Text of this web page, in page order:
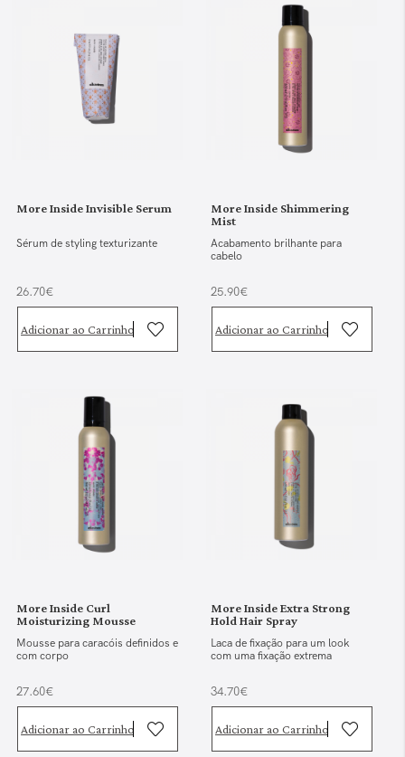
More Inside Invisible Serum
Sérum de styling texturizante
26.70€
Adicionar ao Carrinho
More Inside Shimmering
Mist
Acabamento brilhante para
cabelo
25.90€
Adicionar ao Carrinho
More Inside Curl
Moisturizing Mousse
Mousse para caracóis definidos e
com corpo
27.60€
Adicionar ao Carrinho
More Inside Extra Strong
Hold Hair Spray
Laca de fixação para um look
com uma fixação extrema
34.70€
Adicionar ao Carrinho